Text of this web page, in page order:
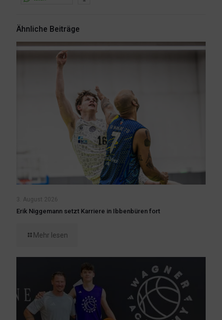
Ähnliche Beiträge
3. August 2026
Erik Niggemann setzt Karriere in Ibbenbüren fort
Mehr lesen